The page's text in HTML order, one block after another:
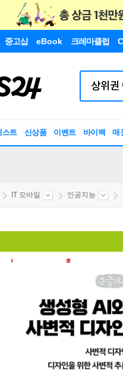
중고샵 eBook 크레마클럽
스트 신상품 이벤트 바이백 매
IT 모바일 인공지능